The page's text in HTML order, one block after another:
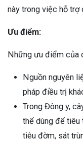
này trong việc hỗ trợ
Ưu điểm:
Những ưu điểm của
Nguồn nguyên
pháp điều trị
Trong Đông y,
thể dùng để tiêu
tiêu đờm, sát